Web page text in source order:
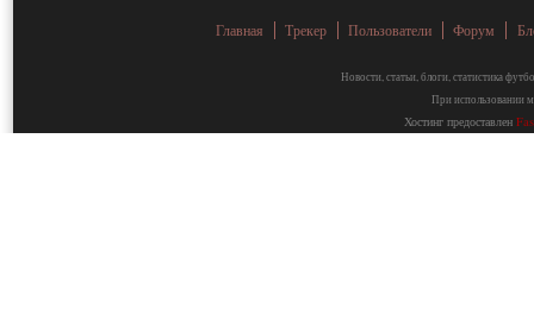
Главная Трекер Пользователи Форум
Новости, статьи, блоги, статистика
При использовании
Хостинг предоставлен